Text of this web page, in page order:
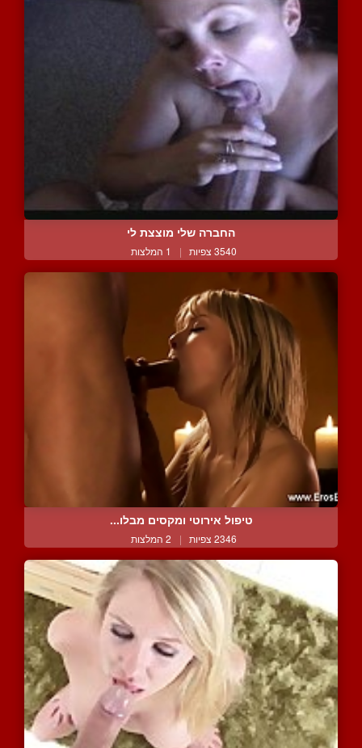
החברה שלי מוצצת לי
3540 צפיות | 1 המלצות
טיפול אירוטי ומקסים מבלו...
2346 צפיות | 2 המלצות